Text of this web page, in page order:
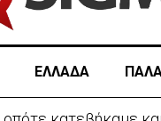
ΕΛΛΑΔΑ